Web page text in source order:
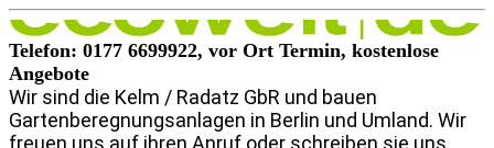
Telefon: 0177 6699922, vor Ort Termin, kostenlose
Angebote
Wir sind die Kelm / Radatz GbR und bauen
Gartenberegnungsanlagen in Berlin und Umland. Wir
freuen uns auf ihren Anruf oder schreiben sie uns